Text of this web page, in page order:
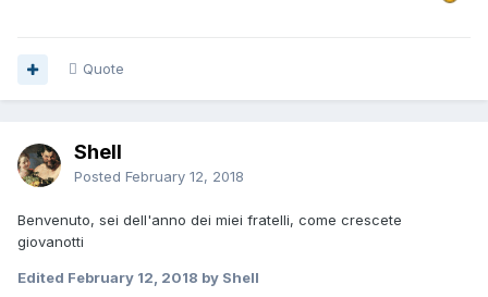
Quote
Shell
Posted February 12, 2018
Benvenuto, sei dell'anno dei miei fratelli, come crescete
giovanotti
Edited February 12, 2018 by Shell